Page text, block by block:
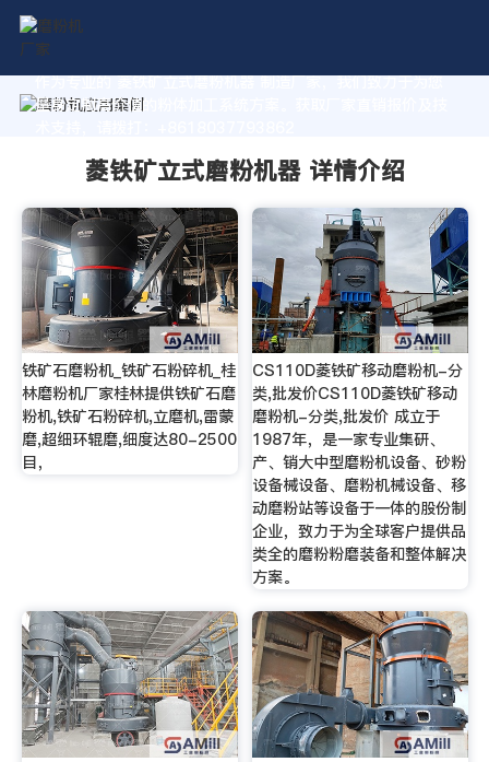
作为专业的 菱铁矿立式磨粉机器 制造厂家，我们致力于为您
量身定制高价值的粉体加工系统方案。获取厂家直销报价及技
菱铁矿立式磨粉机器 详情介绍
铁矿石磨粉机_铁矿石粉碎机_桂
林磨粉机厂家桂林提供铁矿石磨
粉机,铁矿石粉碎机,立磨机,雷蒙
磨,超细环辊磨,细度达80-2500
目，
CS110D菱铁矿移动磨粉机-分
类,批发价CS110D菱铁矿移动
磨粉机-分类,批发价 成立于
1987年，是一家专业集研、
产、销大中型磨粉机设备、砂粉
设备械设备、磨粉机械设备、移
动磨粉站等设备于一体的股份制
企业，致力于为全球客户提供品
类全的磨粉粉磨装备和整体解决
方案。